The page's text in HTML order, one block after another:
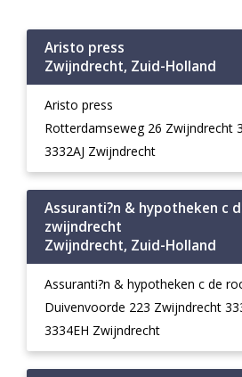
Aristo press
Zwijndrecht, Zuid-Holland
Aristo press
Rotterdamseweg 26 Zwijndrecht
3332AJ Zwijndrecht
Assuranti?n & hypotheken c
zwijndrecht
Zwijndrecht, Zuid-Holland
Assuranti?n & hypotheken c de
Duivenvoorde 223 Zwijndrecht
3334EH Zwijndrecht